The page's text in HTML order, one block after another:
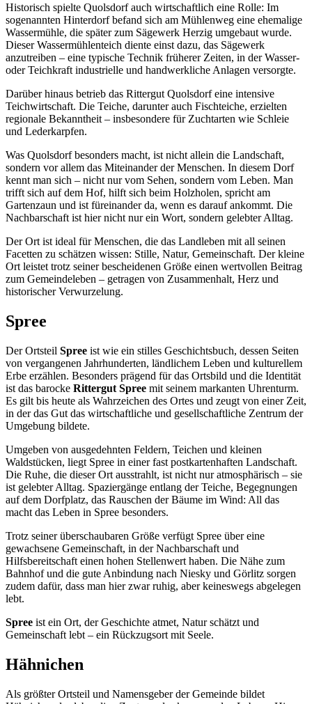
Historisch spielte Quolsdorf auch wirtschaftlich eine Rolle: Im
sogenannten Hinterdorf befand sich am Mühlenweg eine ehemalige
Wassermühle, die später zum Sägewerk Herzig umgebaut wurde.
Dieser Wassermühlenteich diente einst dazu, das Sägewerk
anzutreiben – eine typische Technik früherer Zeiten, in der Wasser-
oder Teichkraft industrielle und handwerkliche Anlagen versorgte.
Darüber hinaus betrieb das Rittergut Quolsdorf eine intensive
Teichwirtschaft. Die Teiche, darunter auch Fischteiche, erzielten
regionale Bekanntheit – insbesondere für Zuchtarten wie Schleie
und Lederkarpfen.
Was Quolsdorf besonders macht, ist nicht allein die Landschaft,
sondern vor allem das Miteinander der Menschen. In diesem Dorf
kennt man sich – nicht nur vom Sehen, sondern vom Leben. Man
trifft sich auf dem Hof, hilft sich beim Holzholen, spricht am
Gartenzaun und ist füreinander da, wenn es darauf ankommt. Die
Nachbarschaft ist hier nicht nur ein Wort, sondern gelebter Alltag.
Der Ort ist ideal für Menschen, die das Landleben mit all seinen
Facetten zu schätzen wissen: Stille, Natur, Gemeinschaft. Der kleine
Ort leistet trotz seiner bescheidenen Größe einen wertvollen Beitrag
zum Gemeindeleben – getragen von Zusammenhalt, Herz und
historischer Verwurzelung.
Spree
Der Ortsteil Spree ist wie ein stilles Geschichtsbuch, dessen Seiten
von vergangenen Jahrhunderten, ländlichem Leben und kulturellem
Erbe erzählen. Besonders prägend für das Ortsbild und die Identität
ist das barocke Rittergut Spree mit seinem markanten Uhrenturm.
Es gilt bis heute als Wahrzeichen des Ortes und zeugt von einer Zeit,
in der das Gut das wirtschaftliche und gesellschaftliche Zentrum der
Umgebung bildete.
Umgeben von ausgedehnten Feldern, Teichen und kleinen
Waldstücken, liegt Spree in einer fast postkartenhaften Landschaft.
Die Ruhe, die dieser Ort ausstrahlt, ist nicht nur atmosphärisch – sie
ist gelebter Alltag. Spaziergänge entlang der Teiche, Begegnungen
auf dem Dorfplatz, das Rauschen der Bäume im Wind: All das
macht das Leben in Spree besonders.
Trotz seiner überschaubaren Größe verfügt Spree über eine
gewachsene Gemeinschaft, in der Nachbarschaft und
Hilfsbereitschaft einen hohen Stellenwert haben. Die Nähe zum
Bahnhof und die gute Anbindung nach Niesky und Görlitz sorgen
zudem dafür, dass man hier zwar ruhig, aber keineswegs abgelegen
lebt.
Spree ist ein Ort, der Geschichte atmet, Natur schätzt und
Gemeinschaft lebt – ein Rückzugsort mit Seele.
Hähnichen
Als größter Ortsteil und Namensgeber der Gemeinde bildet